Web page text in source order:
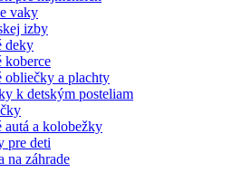
vaky
izby
deky
koberce
obliečky a plachty
k detským posteliam
autá a kolobežky
pre deti
na záhrade